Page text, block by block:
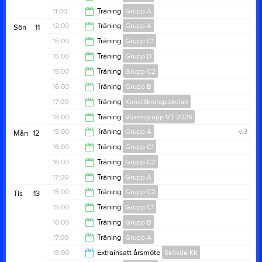
19:30
11:00
11:00 Träning Grupp A
13:00
11
Sön 12:00 Träning Grupp A
15:00
15:00 Träning Grupp C1
17:00
15:00 Träning Grupp D
17:00
15:00 Träning Grupp C2
17:00
16:00 Träning Grupp B
18:00
17:00 Träning Konståkningsskolan
18:50
18:00 Träning Vuxengrupp VT 2026
18:50
12
Mån v.3
15:00 Träning Grupp A
15:50
16:00 Träning Grupp C1
18:00
16:00 Träning Grupp C2
18:00
17:00 Träning Grupp A
19:30
13
Tis 15:00 Träning Grupp C2
15:50
15:00 Träning Grupp C1
15:50
16:00 Träning Grupp B
18:00
17:00 Träning Grupp A
18:00 Extrainsatt årsmöte Skövde KK